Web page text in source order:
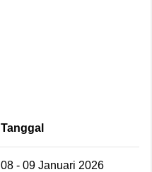
Tanggal
08 - 09 Januari 2026